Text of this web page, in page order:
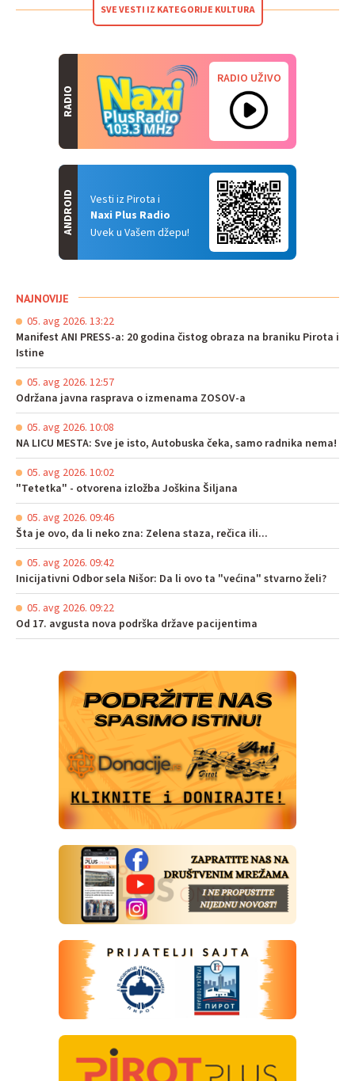
SVE VESTI IZ KATEGORIJE KULTURA
RADIO
RADIO UŽIVO
Vesti iz Pirota i
Naxi Plus Radio
Uvek u Vašem džepu!
ANDROID
NAJNOVIJE
05. avg 2026. 13:22
Manifest ANI PRESS-a: 20 godina čistog obraza na braniku Pirota i
Istine
05. avg 2026. 12:57
Održana javna rasprava o izmenama ZOSOV-a
05. avg 2026. 10:08
NA LICU MESTA: Sve je isto, Autobuska čeka, samo radnika nema!
05. avg 2026. 10:02
"Tetetka" - otvorena izložba Joškina Šiljana
05. avg 2026. 09:46
Šta je ovo, da li neko zna: Zelena staza, rečica ili...
05. avg 2026. 09:42
Inicijativni Odbor sela Nišor: Da li ovo ta "većina" stvarno želi?
05. avg 2026. 09:22
Od 17. avgusta nova podrška države pacijentima